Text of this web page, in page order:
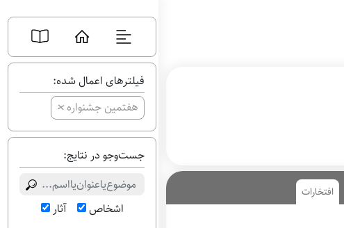
فیلترهای اعمال شده:
هفتمین جشنواره+
جست‌وجو در نتایج:
اشخاص آثار
افتخارات